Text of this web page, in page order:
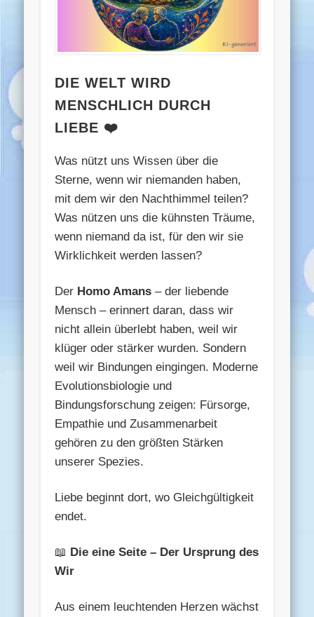
DIE WELT WIRD
MENSCHLICH DURCH
LIEBE ❤️
Was nützt uns Wissen über die
Sterne, wenn wir niemanden haben,
mit dem wir den Nachthimmel teilen?
Was nützen uns die kühnsten Träume,
wenn niemand da ist, für den wir sie
Wirklichkeit werden lassen?
Der Homo Amans – der liebende
Mensch – erinnert daran, dass wir
nicht allein überlebt haben, weil wir
klüger oder stärker wurden. Sondern
weil wir Bindungen eingingen. Moderne
Evolutionsbiologie und
Bindungsforschung zeigen: Fürsorge,
Empathie und Zusammenarbeit
gehören zu den größten Stärken
unserer Spezies.
Liebe beginnt dort, wo Gleichgültigkeit
endet.
📖 Die eine Seite – Der Ursprung des
Wir
Aus einem leuchtenden Herzen wächst